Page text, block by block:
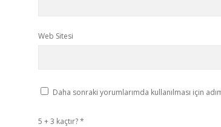
Web Sitesi
Daha sonraki yorumlarımda kullanılması için
5 + 3 kaçtır?*